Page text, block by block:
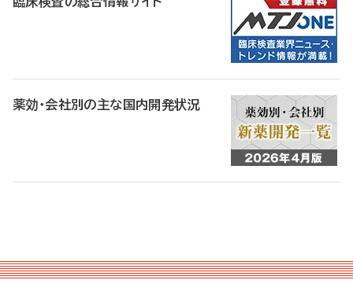
薬効・会社別の主な国内開発状況